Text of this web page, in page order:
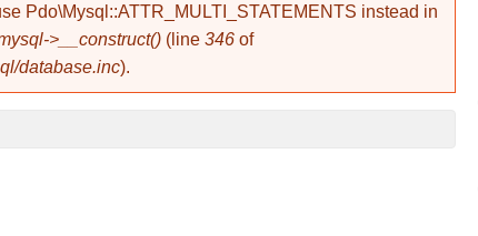
Pdo\Mysql::ATTR_MULTI_STATEMENTS instead in
>__construct() (line 346 of
database.inc).